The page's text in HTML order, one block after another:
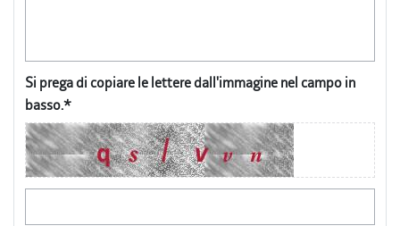
Si prega di copiare le lettere dall'immagine nel campo in
basso.*